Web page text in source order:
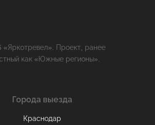
«Яркотревел». Проект, ранее
как «Южные регионы».
Города выезда
Краснодар